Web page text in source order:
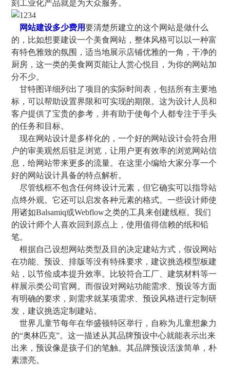
刻工业化产品就是为大众服务。
网站建设多少费用要清楚所建立的这个网站是做什么
的，比如想要建设一个美食网站，整体风格可以以一种富
有特色雅致的氛围，适当地展示店铺优雅的一角，干净的
厨房，这一类的美食网页能让人赏心悦目，为你的网站加
分不少。
甘特图详细列出了项目的实际时间表，包括所有主要地
标，可以帮助设置界限和可实现的期限。这为设计人员和
客户提供了宝贵的参考，并有助于使每个人都专注于手头
的任务和目标。
现在网站设计是多样化的，一个好的网站设计会符合用
户的审美观然后驻足浏览，让用户更有效率的浏览网站信
息，给网站带来更多的流量。在这里小编给大家分享一个
好的网站设计具备的特点解析。
尽管线框不包含任何终设计元素，但它确实可以指导站
点终外观。它还可以启发各种元素的格式。一些设计师使
用诸如Balsamiq或Webflow之类的工具来创建线框。我们
的设计师个人喜欢回到原点上，使用值得信赖的纸和铅
笔。
根据自己设想网站类型及目的决定建站方式，假设网站
在功能、预设、排版等没有特殊要求，建议挑选模型板建
站，以节俭成本提升效率。比较符合工厂、建筑材料等一
样展示类公司官网。而假设对网站功能需求、预设等方面
有明确的要求，则需求就某项需求、预设风格进行定制研
发，建议挑选定制建站。
世界儿童节每年在华盛顿特区举行，自称为儿童想象力
的“奥林匹克”。这一描述从其品牌预设中心就能表示出来
出来，预设像是孩子们的笔触。其品牌预设活泼简单，朴
素漂亮。